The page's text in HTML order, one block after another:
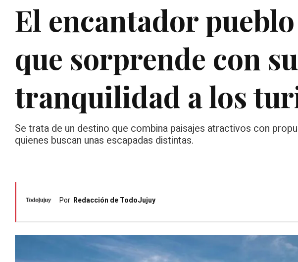
El encantador
que sorprende con
tranquilidad a los
Se trata de un destino que combina paisajes atractivos con
quienes buscan unas escapadas distintas.
Por Redacción de TodoJujuy